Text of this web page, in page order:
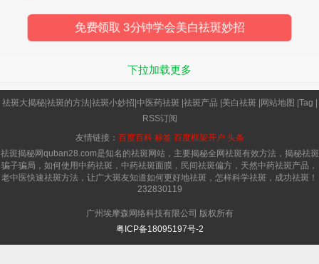
免费领取 3分钟学会美白祛斑妙招
下拉加载更多
祛斑大揭秘|祛斑的方法|祛斑小妙招|中医药祛斑 |祛斑产品 |美白祛斑 |网站地图 |Tag |
RSS订阅
友情链接： 百度百科 标签 百度框架开户 头条
祛斑揭秘网quban28.com是知名的祛斑网站，主要揭秘全网祛斑有效方法，揭秘祛斑
骗子骗局，如何使用中药祛斑，中药祛斑面膜，民间祛斑偏方，天然中药祛斑产品，
老中医快速祛斑方法，让广大斑友知道如何更好地祛斑，怎样科学祛斑，成功祛斑！
232830119
广州埃摩森网络科技有限公司 版权所有
粤ICP备18095197号-2